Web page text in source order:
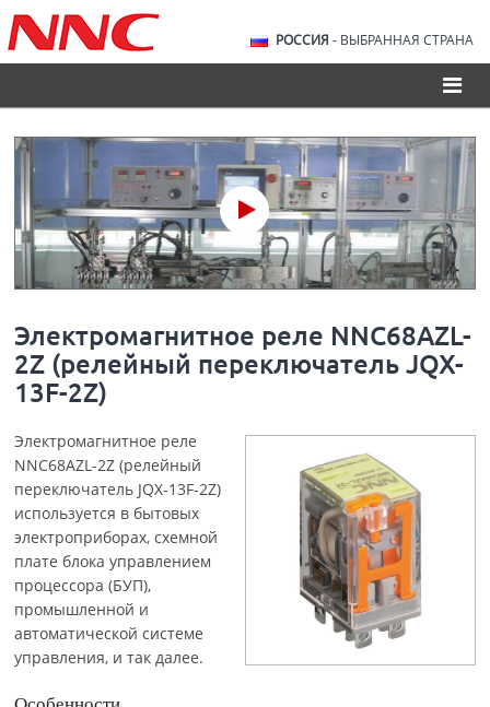
РОССИЯ - ВЫБРАННАЯ СТРАНА
Электромагнитное реле NNC68AZL-
2Z (релейный переключатель JQX-
13F-2Z)
Электромагнитное реле
NNC68AZL-2Z (релейный
переключатель JQX-13F-2Z)
используется в бытовых
электроприборах, схемной
плате блока управлением
процессора (БУП),
промышленной и
автоматической системе
управления, и так далее.